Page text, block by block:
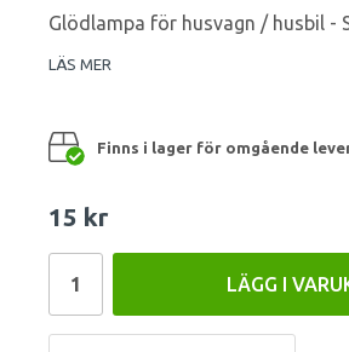
Glödlampa för husvagn / husbil -
LÄS MER
Finns i lager för omgående
15 kr
LÄGG I